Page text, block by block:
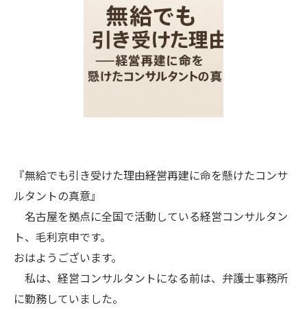
『無給でも引き受けた理由――経営再建に命を懸けたコンサ
ルタントの真意』
名古屋を拠点に全国で活動している経営コンサルタン
ト、毛利京申です。
おはようございます。
私は、経営コンサルタントになる前は、弁護士事務所
に勤務していました。